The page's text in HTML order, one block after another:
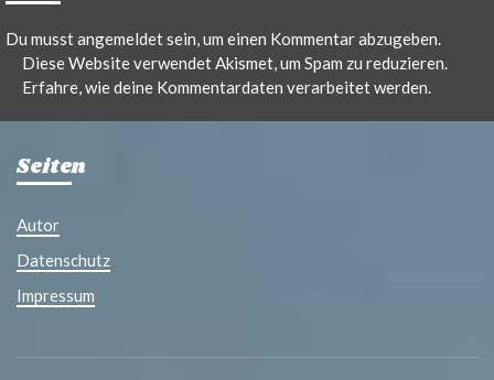
Du musstangemeldetsein, um einen Kommentar abzugeben.
Diese Website verwendet Akismet, um Spam zu reduzieren.
Erfahre, wie deine Kommentardaten verarbeitet werden.
Seiten
Autor
Datenschutz
Impressum